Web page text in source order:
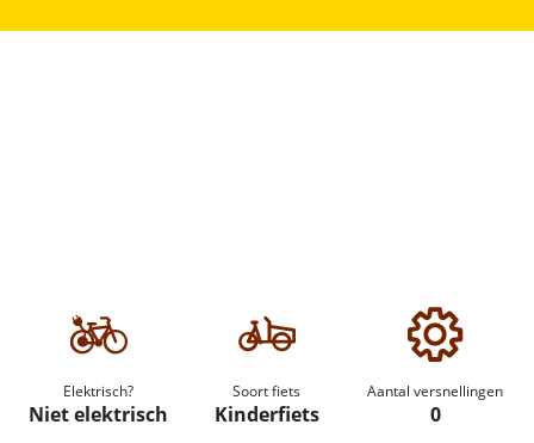
Elektrisch?
Niet elektrisch
Soort fiets
Kinderfiets
Aantal versnellingen
0